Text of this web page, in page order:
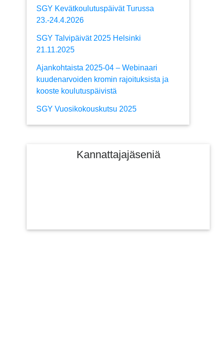
SGY Kevätkoulutuspäivät Turussa
23.-24.4.2026
SGY Talvipäivät 2025 Helsinki
21.11.2025
Ajankohtaista 2025-04 – Webinaari
kuudenarvoiden kromin rajoituksista ja
kooste koulutuspäivistä
SGY Vuosikokouskutsu 2025
Kannattajajäseniä